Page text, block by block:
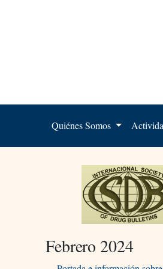
Quiénes Somos
Febrero 2024